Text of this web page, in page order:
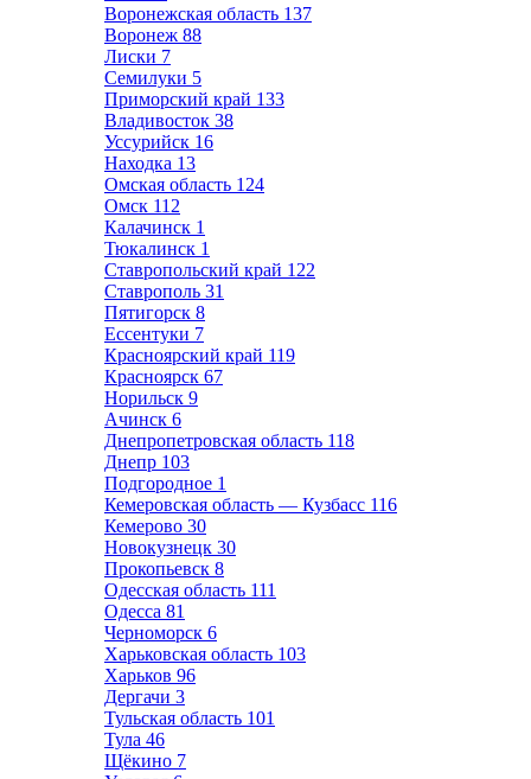
Воронежская область 137
Воронеж 88
Лиски 7
Семилуки 5
Приморский край 133
Владивосток 38
Уссурийск 16
Находка 13
Омская область 124
Омск 112
Калачинск 1
Тюкалинск 1
Ставропольский край 122
Ставрополь 31
Пятигорск 8
Ессентуки 7
Красноярский край 119
Красноярск 67
Норильск 9
Ачинск 6
Днепропетровская область 118
Днепр 103
Подгородное 1
Кемеровская область — Кузбасс 116
Кемерово 30
Новокузнецк 30
Прокопьевск 8
Одесская область 111
Одесса 81
Черноморск 6
Харьковская область 103
Харьков 96
Дергачи 3
Тульская область 101
Тула 46
Щёкино 7